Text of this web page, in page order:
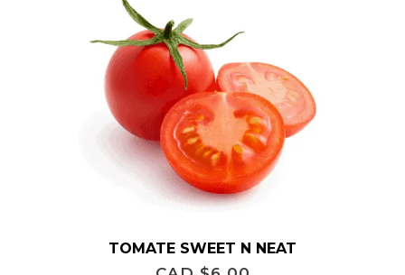
TOMATE SWEET N NEAT